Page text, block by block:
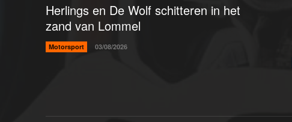
Herlings en De Wolf schitteren in het
zand van Lommel
Motorsport 03/08/2026